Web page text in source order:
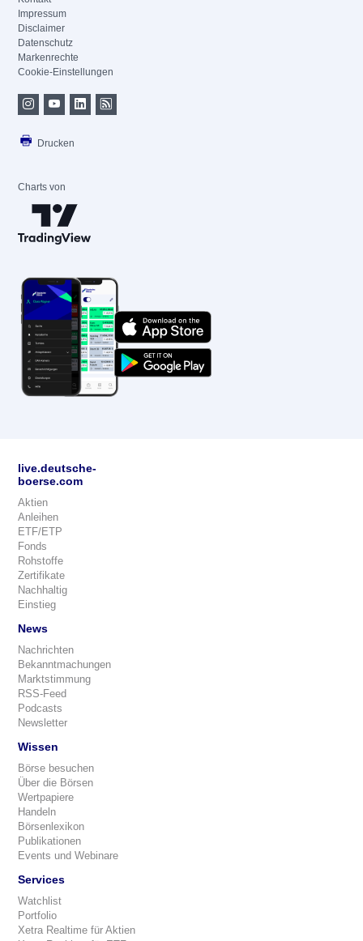
Impressum
Disclaimer
Datenschutz
Markenrechte
Cookie-Einstellungen
Drucken
Charts von
live.deutsche-
boerse.com
Aktien
Anleihen
ETF/ETP
Fonds
Rohstoffe
Zertifikate
Nachhaltig
Einstieg
News
Nachrichten
Bekanntmachungen
Marktstimmung
RSS-Feed
Podcasts
Newsletter
Wissen
Börse besuchen
Über die Börsen
Wertpapiere
Handeln
Börsenlexikon
Publikationen
Events und Webinare
Services
Watchlist
Portfolio
Xetra Realtime für Aktien